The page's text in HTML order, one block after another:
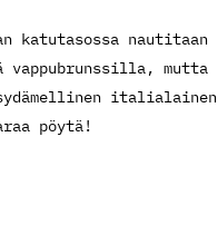
katutasossa nautitaan
mutta
italialainen
pöytä!